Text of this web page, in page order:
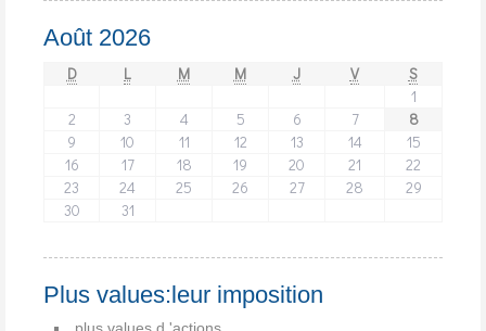
Août 2026
D L M M J V
S
1
2
3 4 5 6 7
8
9
10 11 12 13 14
15
16
17 18 19 20 21
22
23
24 25 26 27 28
29
30
31
Plus values:leur imposition
plus values d 'actions